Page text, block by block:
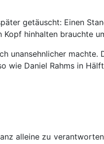
getäuscht: Einen
hinhalten brauchte
unansehnlicher machte.
wie Daniel Rahms in
alleine zu